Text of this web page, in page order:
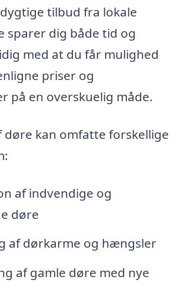
tilbud fra lokale
sparer dig både tid og
med at du får mulighed
priser og
på en overskuelig måde.
døre kan omfatte forskellige
af indvendige og
døre
af dørkarme og hængsler
af gamle døre med nye